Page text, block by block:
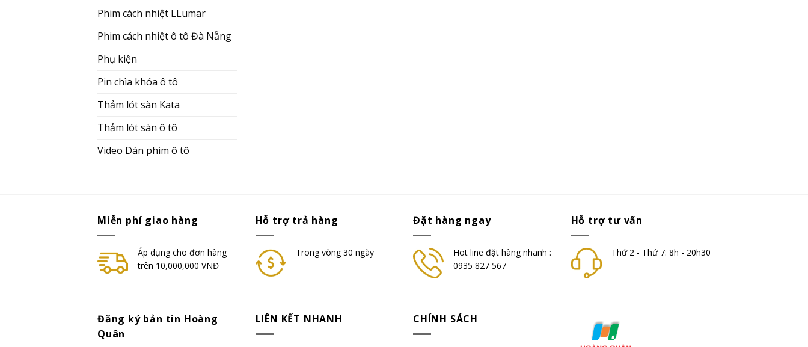
Phim cách nhiệt LLumar
Phim cách nhiệt ô tô Đà Nẵng
Phụ kiện
Pin chìa khóa ô tô
Thảm lót sàn Kata
Thảm lót sàn ô tô
Video Dán phim ô tô
Miễn phí giao hàng
Áp dụng cho đơn hàng
trên 10,000,000 VNĐ
Hỗ trợ trả hàng
Trong vòng 30 ngày
Đặt hàng ngay
Hot line đặt hàng nhanh :
0935 827 567
Hỗ trợ tư vấn
Thứ 2 - Thứ 7: 8h - 20h30
Đăng ký bản tin Hoàng
Quân
LIÊN KẾT NHANH CHÍNH SÁCH